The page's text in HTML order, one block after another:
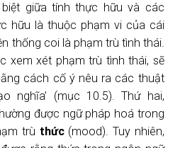
giữa tính thực hữu và các
hữu là thuộc phạm vi của cái
thống coi là phạm trù tình thái.
xem xét phạm trù tình thái, sẽ
cách cố ý nêu ra các thuật
nghĩa’ (mục 10.5). Thứ hai,
được ngữ pháp hoá trong
trù thức(mood). Tuy nhiên,